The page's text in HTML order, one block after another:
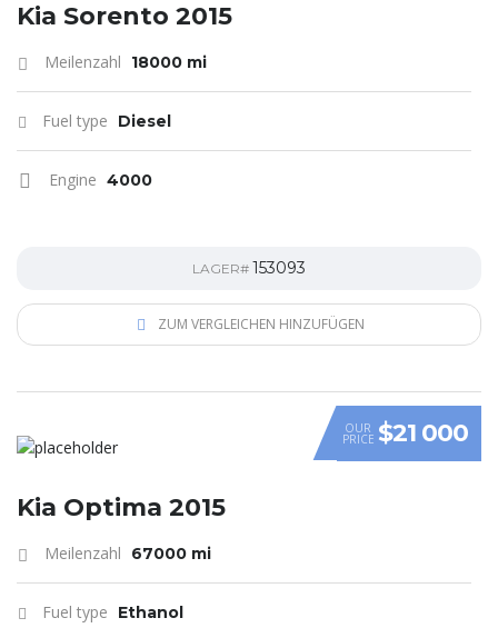
Kia Sorento 2015
Meilenzahl 18000 mi
Fuel type Diesel
Engine 4000
LAGER# 153093
ZUM VERGLEICHEN HINZUFÜGEN
OUR
PRICE $21 000
Kia Optima 2015
Meilenzahl 67000 mi
Fuel type Ethanol